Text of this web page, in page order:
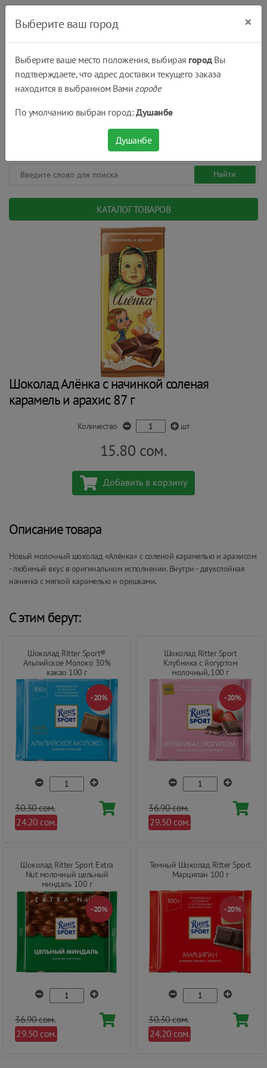
КАТАЛОГ ТОВАРОВ
Шоколад Алёнка с начинкой соленая
карамель и арахис 87 г
Количество шт
15.80 сом.
Добавить в корзину
Описание товара
Новый молочный шоколад «Алёнка» с соленой карамелью и арахисом
- любимый вкус в оригинальном исполнении. Внутри - двухслойная
начинка с мягкой карамелью и орешками.
С этим берут:
Шоколад Ritter Sport®
Альпийское Молоко 30%
какао 100 г
-20%
30.30 сом.
24.20 сом.
Шоколад Ritter Sport
Клубника с йогуртом
молочный, 100 г
-20%
36.90 сом.
29.50 сом.
Шоколад Ritter Sport Extra
Nut молочный цельный
миндаль 100 г
-20%
36.90 сом.
29.50 сом.
Темный Шоколад Ritter Sport
Марципан 100 г
-20%
30.30 сом.
24.20 сом.
Выберите ваш город ×
Выберите ваше место положения, выбирая городВы
подтверждаете, что адрес доставки текущего заказа
находится в выбранном Вамигороде
По умолчанию выбран город:Душанбе
Душанбе